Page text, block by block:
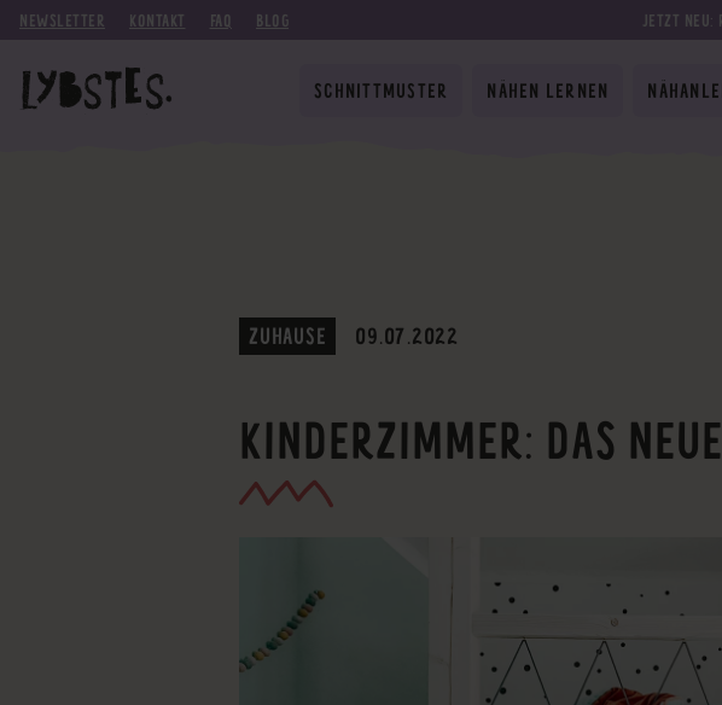
NEWSLETTER KONTAKT FAQ BLOG JETZT NEU:
SCHNITTMUSTER NÄHEN LERNEN
ZUHAUSE 09.07.2022
KINDERZIMMER: DAS